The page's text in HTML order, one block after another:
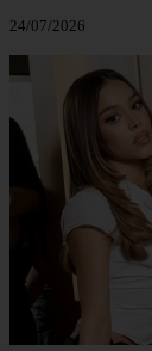
24/07/2026